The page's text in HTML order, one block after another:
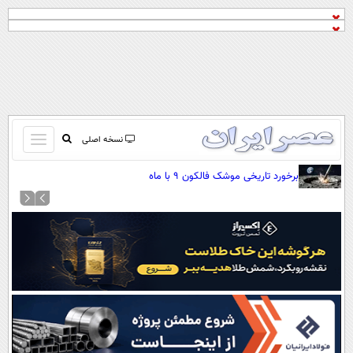
نسخه اصلی
باز
و
کردن
صفحه اول
نظرسنجی
آب و هوا
اوقات شرعی
پیوند ها
سواد زندگی
برخورد تاریخی موشک فالکون ۹ با ماه